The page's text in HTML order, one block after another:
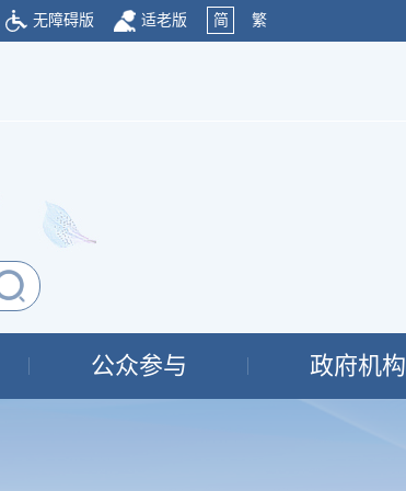
无障碍版 适老版 简 繁
公众参与 政府机构